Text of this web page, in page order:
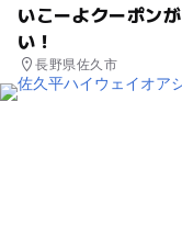
いこーよクーポン
い！
長野県佐久市